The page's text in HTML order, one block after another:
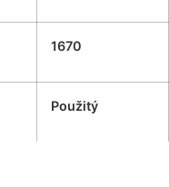
1670
Použitý